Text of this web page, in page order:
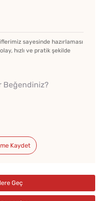
sayesinde hazırlaması
hızlı ve pratik şekilde
Beğendiniz?